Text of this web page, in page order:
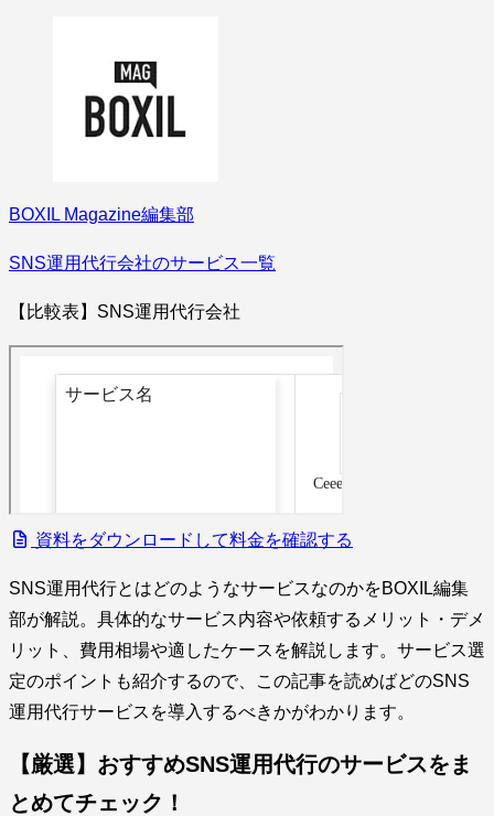
BOXIL Magazine編集部
SNS運用代行会社のサービス一覧
【比較表】SNS運用代行会社
資料をダウンロードして料金を確認する
SNS運用代行とはどのようなサービスなのかをBOXIL編集
部が解説。具体的なサービス内容や依頼するメリット・デメ
リット、費用相場や適したケースを解説します。サービス選
定のポイントも紹介するので、この記事を読めばどのSNS
運用代行サービスを導入するべきかがわかります。
【厳選】おすすめSNS運用代行のサービスをま
とめてチェック！